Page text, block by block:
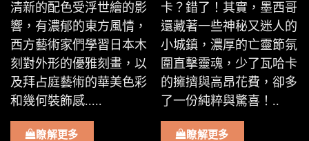
清新的配色受浮世繪的影
響，有濃郁的東方風情，
西方藝術家們學習日本木
刻對外形的優雅刻畫，以
及拜占庭藝術的華美色彩
和幾何裝飾感.....
瞭解更多
卡？錯了！其實，墨西哥
還藏著一些神秘又迷人的
小城鎮，濃厚的亡靈節氛
圍直擊靈魂，少了瓦哈卡
的擁擠與高昂花費，卻多
了一份純粹與驚喜！..
瞭解更多